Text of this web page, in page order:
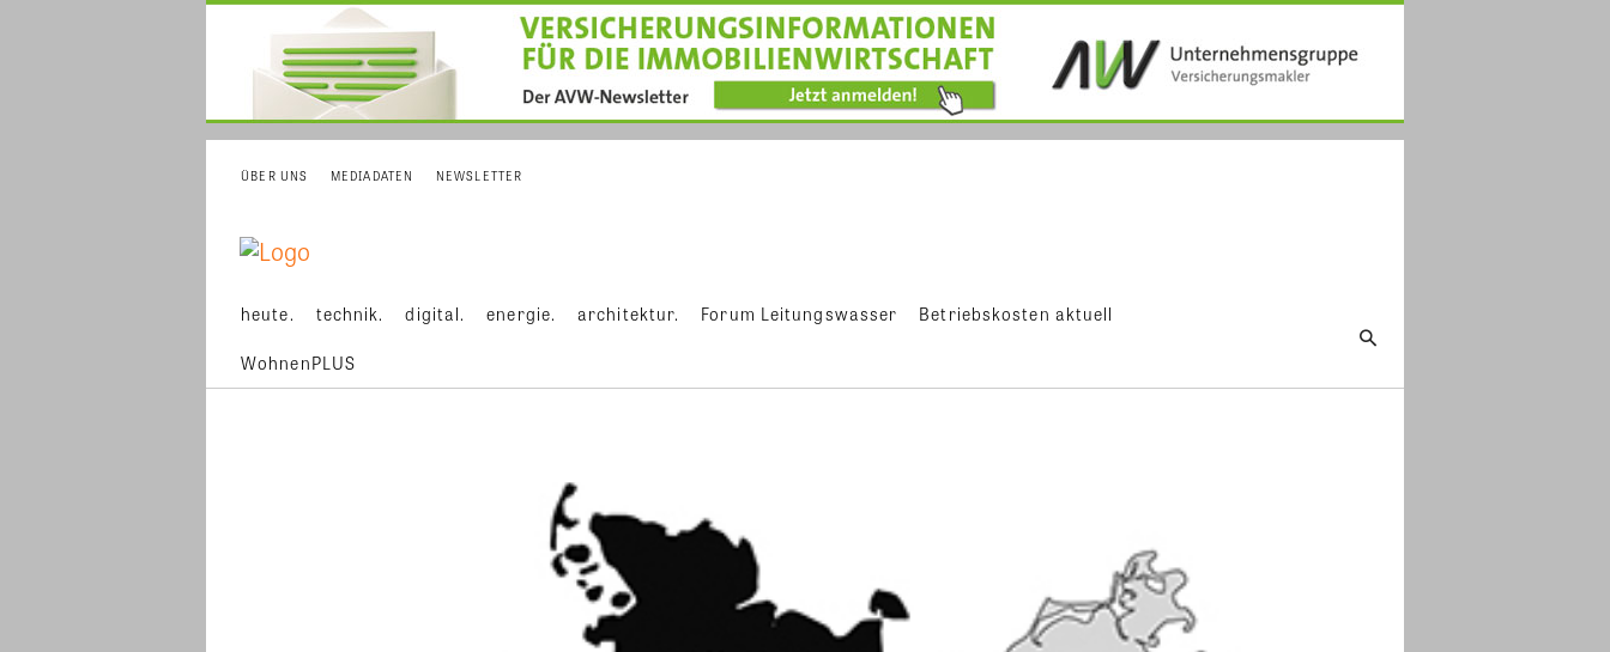
ÜBER UNS MEDIADATEN NEWSLETTER
heute. technik. digital. energie. architektur. Forum Leitungswasser Betriebskosten aktuell
WohnenPLUS